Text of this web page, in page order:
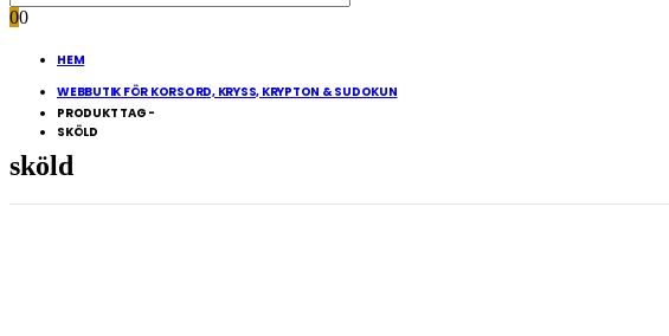
00
HEM
WEBBUTIK FÖR KORSORD, KRYSS, KRYPTON & SUDOKUN
PRODUKT TAG -
SKÖLD
sköld